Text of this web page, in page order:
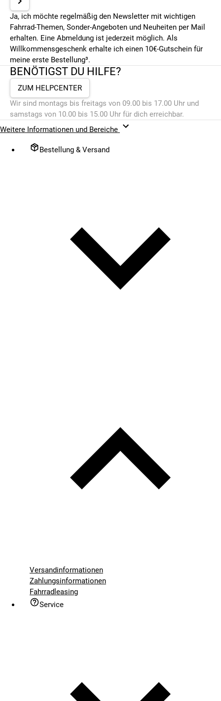
Ja, ich möchte regelmäßig den Newsletter mit wichtigen
Fahrrad-Themen, Sonder-Angeboten und Neuheiten per Mail
erhalten. Eine Abmeldung ist jederzeit möglich. Als
Willkommensgeschenk erhalte ich einen 10€-Gutschein für
meine erste Bestellung³.
BENÖTIGST DU HILFE?
ZUM HELPCENTER
Wir sind montags bis freitags von 09.00 bis 17.00 Uhr und
samstags von 10.00 bis 15.00 Uhr für dich erreichbar.
Weitere Informationen und Bereiche
Bestellung & Versand
Versandinformationen
Zahlungsinformationen
Fahrradleasing
Service